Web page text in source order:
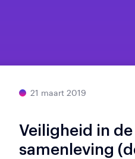
21 maart 2019
Veiligheid in
samenleving